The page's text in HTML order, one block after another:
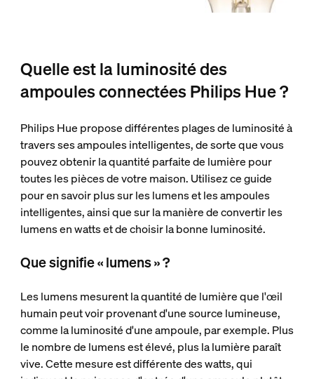
Quelle est la luminosité des
ampoules connectées Philips Hue ?
Philips Hue propose différentes plages de luminosité à
travers ses ampoules intelligentes, de sorte que vous
pouvez obtenir la quantité parfaite de lumière pour
toutes les pièces de votre maison. Utilisez ce guide
pour en savoir plus sur les lumens et les ampoules
intelligentes, ainsi que sur la manière de convertir les
lumens en watts et de choisir la bonne luminosité.
Que signifie « lumens » ?
Les lumens mesurent la quantité de lumière que l'œil
humain peut voir provenant d'une source lumineuse,
comme la luminosité d'une ampoule, par exemple. Plus
le nombre de lumens est élevé, plus la lumière paraît
vive. Cette mesure est différente des watts, qui